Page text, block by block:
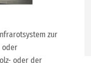
zur
oder
oder der